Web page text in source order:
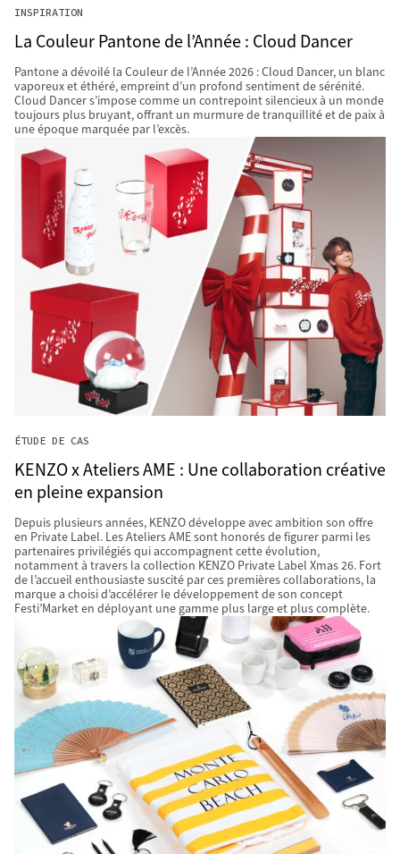
INSPIRATION
La Couleur Pantone de l’Année : Cloud Dancer
Pantone a dévoilé la Couleur de l’Année 2026 : Cloud Dancer, un blanc
vaporeux et éthéré, empreint d’un profond sentiment de sérénité.
Cloud Dancer s’impose comme un contrepoint silencieux à un monde
toujours plus bruyant, offrant un murmure de tranquillité et de paix à
une époque marquée par l’excès.
ÉTUDE DE CAS
KENZO x Ateliers AME : Une collaboration créative
en pleine expansion
Depuis plusieurs années, KENZO développe avec ambition son offre
en Private Label. Les Ateliers AME sont honorés de figurer parmi les
partenaires privilégiés qui accompagnent cette évolution,
notamment à travers la collection KENZO Private Label Xmas 26. Fort
de l’accueil enthousiaste suscité par ces premières collaborations, la
marque a choisi d’accélérer le développement de son concept
Festi’Market en déployant une gamme plus large et plus complète.